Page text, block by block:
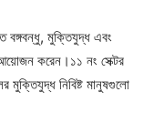
বঙ্গবন্ধু, মুক্তিযুদ্ধ এবং
আয়োজন করেন।১১ নং সেক্টর
মুক্তিযুদ্ধ নিবিষ্ট মানুষগুলো